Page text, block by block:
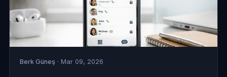
Berk Güneş· Mar 09, 2026